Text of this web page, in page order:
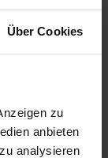
Über Cookies
zu
anbieten
analysieren
die Meere.
in einer